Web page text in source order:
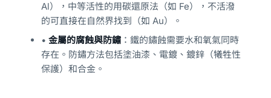
Al），中等活性的用碳還原法（如 Fe），不活潑
的可直接在自然界找到（如 Au）。
• 金屬的腐蝕與防鏽 ：鐵的鏽蝕需要水和氧氣同時
存在。防鏽方法包括塗油漆、電鍍、鍍鋅（犧牲性
保護）和合金。